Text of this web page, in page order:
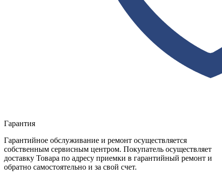
Гарантия
Гарантийное обслуживание и ремонт осуществляется
собственным сервисным центром. Покупатель осуществляет
доставку Товара по адресу приемки в гарантийный ремонт и
обратно самостоятельно и за свой счет.